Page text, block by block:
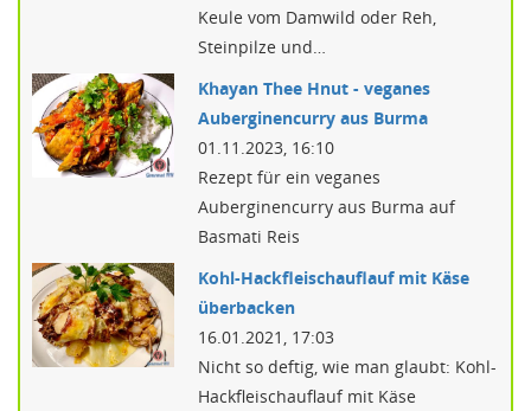
Keule vom Damwild oder Reh,
Steinpilze und…
Khayan Thee Hnut - veganes
Auberginencurry aus Burma
01.11.2023, 16:10
Rezept für ein veganes
Auberginencurry aus Burma auf
Basmati Reis
Kohl-Hackfleischauflauf mit Käse
überbacken
16.01.2021, 17:03
Nicht so deftig, wie man glaubt: Kohl-
Hackfleischauflauf mit Käse